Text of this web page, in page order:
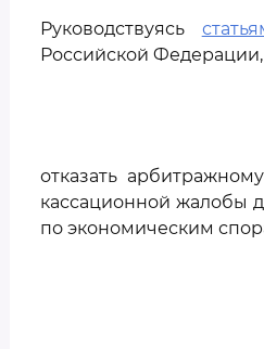
Руководствуясь
Российской
отказать
кассационной жалобы
по экономическим